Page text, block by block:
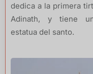
dedica a la primera
Adinath, y tiene
estatua del santo.